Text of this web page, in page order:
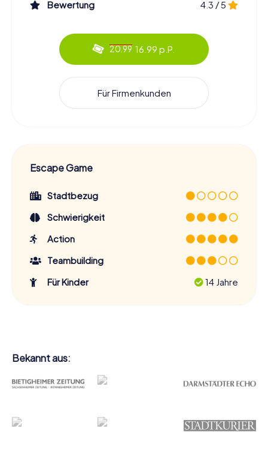
Bewertung 4.3 / 5
20.99 16.99 p.P.
Für Firmenkunden
Escape Game
Stadtbezug
Schwierigkeit
Action
Teambuilding
Für Kinder
14 Jahre
Bekannt aus: